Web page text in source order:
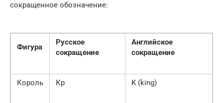
сокращенное обозначение:
Фигура
Русское
сокращение
Английское
сокращение
Король Кр K (king)